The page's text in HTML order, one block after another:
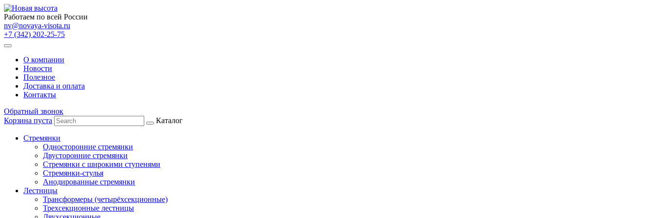
Работаем по всей России
nv@novaya-visota.ru
+7 (342) 202-25-75
О компании
Новости
Полезное
Доставка и оплата
Контакты
Обратный звонок
Корзина пуста
Каталог
Стремянки
Односторонние стремянки
Двусторонние стремянки
Стремянки с широкими ступенями
Стремянки-стулья
Анодированные стремянки
Лестницы
Трансформеры (четырёхсекционные)
Трехсекционные лестницы